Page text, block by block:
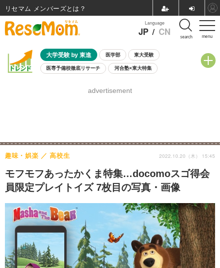
menu
Language
JP / CN search
大学受験 by 東進 医学部 東大受験
医専予備校徹底リサーチ 河合塾×東大特集
8月開催学校説明会・相談会
advertisement
モフモフあったかくま特集…docomoスゴ得会
員限定プレイトイズ 7枚目の写真・画像
趣味・娯楽 高校生 2022.10.20（木） 15:45
リセマム メンバーズ